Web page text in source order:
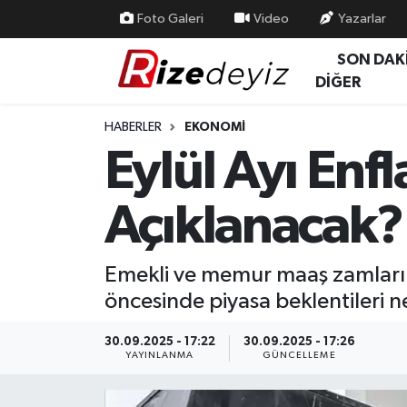
Foto Galeri Video Yazarlar
SON
DİĞER
HABERLER EKONOMI
Eylül Ayı
Açıklanacak?
Emekli ve memur maaş
öncesinde piyasa beklentileri
30.09.2025 - 17:22
YAYINLANMA
30.09.2025 - 17:26
GÜNCELLEME
Yurttan Haberler
Rize Nöbetçi Eczaneler
Rize Trafik Yoğunluk Haritası
Süper Lig Puan Durumu ve Fikstür
Tüm Manşetler
Son Dakika Haberleri
Haber Arşivi